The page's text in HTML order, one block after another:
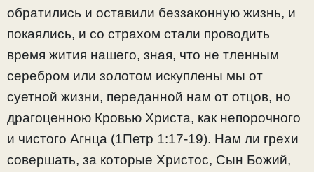
обратились и оставили беззаконную жизнь, и
покаялись, и со страхом стали проводить
время жития нашего, зная, что не тленным
серебром или золотом искуплены мы от
суетной жизни, переданной нам от отцов, но
драгоценною Кровью Христа, как непорочного
и чистого Агнца (1Петр 1:17-19). Нам ли грехи
совершать, за которые Христос, Сын Божий,